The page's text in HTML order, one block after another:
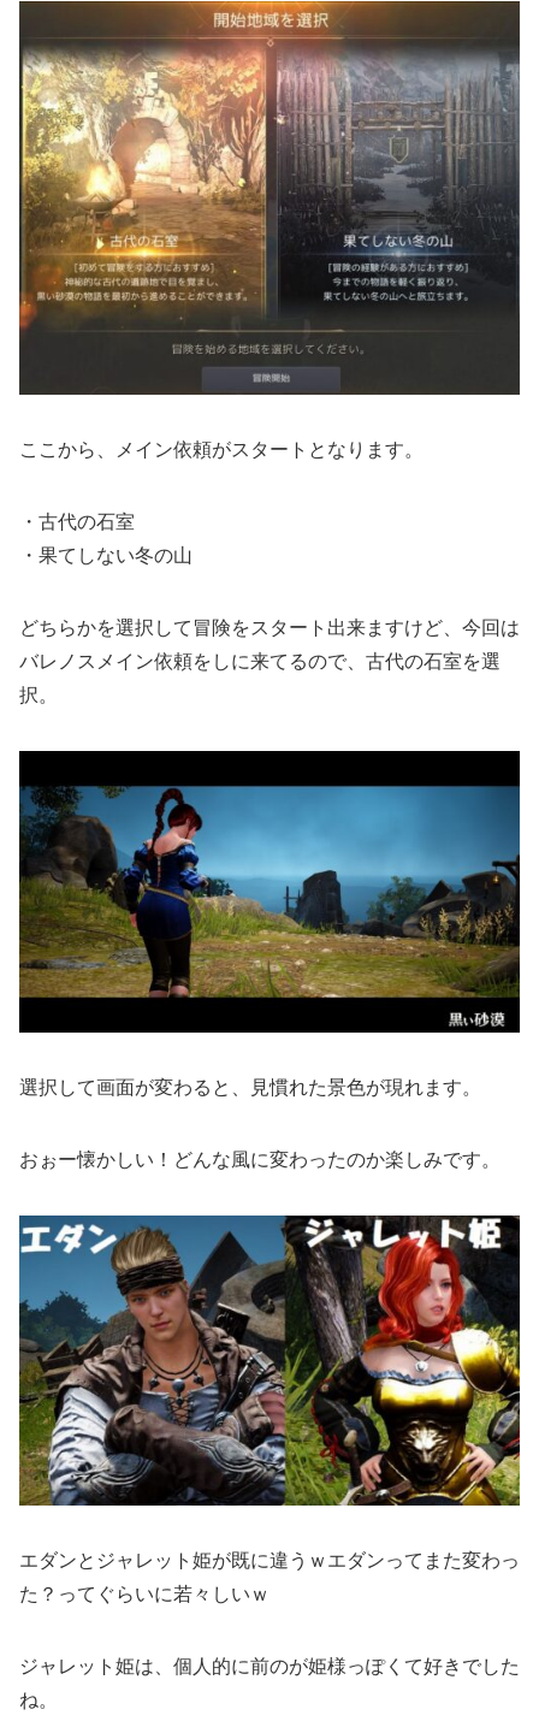
ここから、メイン依頼がスタートとなります。
・古代の石室
・果てしない冬の山
どちらかを選択して冒険をスタート出来ますけど、今回は
バレノスメイン依頼をしに来てるので、古代の石室を選
択。
選択して画面が変わると、見慣れた景色が現れます。
おぉー懐かしい！どんな風に変わったのか楽しみです。
エダンとジャレット姫が既に違うｗエダンってまた変わっ
た？ってぐらいに若々しいｗ
ジャレット姫は、個人的に前のが姫様っぽくて好きでした
ね。